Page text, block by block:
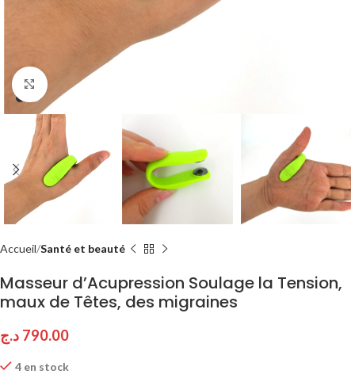
Click to enlarge
Accueil Santé et beauté
Masseur d’Acupression Soulage la Tension,
maux de Têtes, des migraines
790.00 د.ج
4 en stock